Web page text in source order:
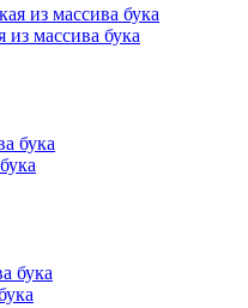
массива бука